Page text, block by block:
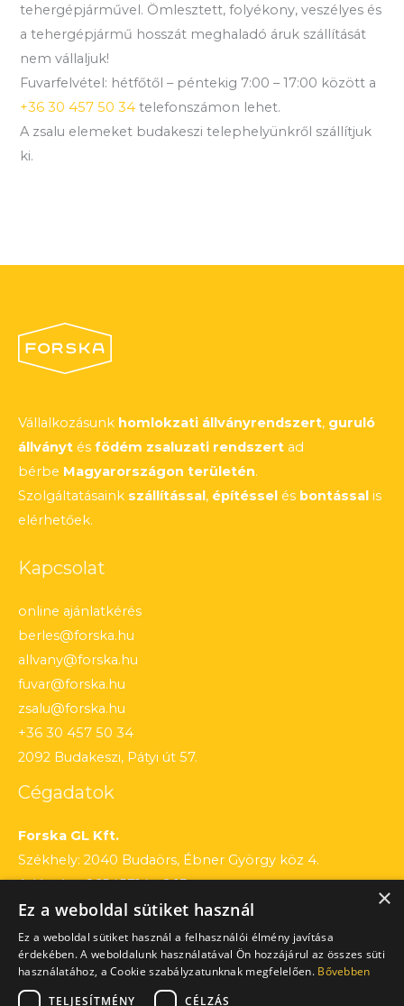
tehergépjárművel. Ömlesztett, folyékony, veszélyes és
a tehergépjármű hosszát meghaladó áruk szállítását
nem vállaljuk!
Fuvarfelvétel: hétfőtől – péntekig 7:00 – 17:00 között a
+36 30 457 50 34 telefonszámon lehet.
A zsalu elemeket budakeszi telephelyünkről szállítjuk
ki.
Vállalkozásunk homlokzati állványrendszert, guruló
állványt és födém zsaluzati rendszert ad
bérbe Magyarországon területén.
Szolgáltatásaink szállítással, építéssel és bontással is
elérhetőek.
Kapcsolat
online ajánlatkérés
berles@forska.hu
allvany@forska.hu
fuvar@forska.hu
zsalu@forska.hu
+36 30 457 50 34
2092 Budakeszi, Pátyi út 57.
Cégadatok
Forska GL Kft.
Székhely: 2040 Budaörs, Ébner György köz 4.
Adószám: 26545714 – 2 13
Cégjegyzékszám: 13 – 09 – 195803
Számlaszám: 12010154 – 01660751 – 00100001
×
Ez a weboldal sütiket használ
Ez a weboldal sütiket használ a felhasználói élmény javítása
érdekében. A weboldalunk használatával Ön hozzájárul az összes süti
használatához, a Cookie szabályzatunknak megfelelően. Bővebben
TELJESÍTMÉNY
CÉLZÁS